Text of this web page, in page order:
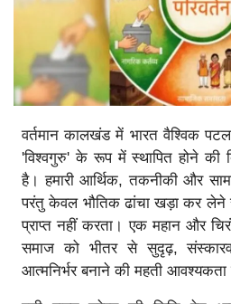
वर्तमान कालखंड में भारत वैश्विक
'विश्वगुरु' के रूप में स्थापित होने
है। हमारी आर्थिक, तकनीकी और
परंतु केवल भौतिक ढांचा खड़ा कर लेने
प्राप्त नहीं करता। एक महान और
समाज को भीतर से सुदृढ़,
आत्मनिर्भर बनाने की महती आवश्यकता